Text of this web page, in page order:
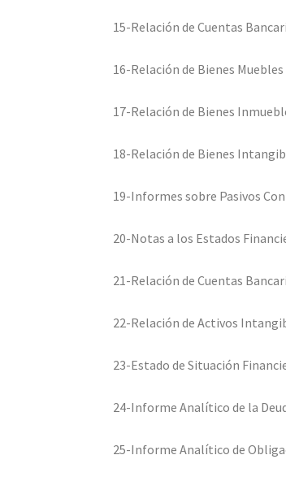
15-Relación de Cuentas
16-Relación de Bienes
17-Relación de Bienes
18-Relación de Bienes
19-Informes sobre Pasivos
20-Notas a los Estados
21-Relación de Cuentas
22-Relación de Activos
23-Estado de Situación
24-Informe Analítico de la
25-Informe Analítico de